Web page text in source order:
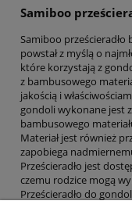
Samiboo
Samiboo
powstał z myślą o
które korzystają z
z bambusowego
jakością i
gondoli wykonane jest
bambusowego
Materiał jest również
zapobiega
Prześcieradło jest
czemu rodzice mogą
Prześcieradło do